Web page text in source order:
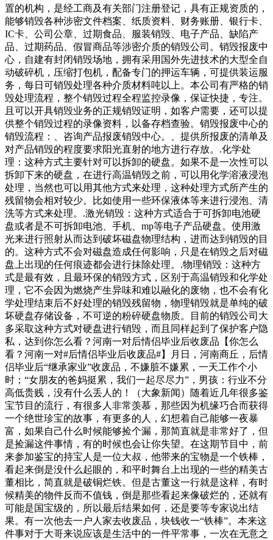
置的机构，是经工商及有关部门注册登记，具有正规资质的，
能够销毁各种涉密文件档案、纸质资料、财务账册、银行卡、
IC卡、公司公章、过期食品、服装销毁、电子产品、缺陷产
品、过期药品、假冒商品等涉密介质的销毁公司。销毁报废中
心，自建有封闭销毁场地，拥有采用国外先进技术的大型全自
动破碎机，压缩打包机，配备专门的押运车辆，可提供装运服
务，每日可销毁处理各种介质材料吨以上。本公司有严格的销
毁处理流程，整个销毁过程全程监控录像，保证快捷，专注。
且可以开具销毁业务的正规销毁证明，如客户需要，还可以提
供整个销毁过程的录像资料，以备存档查验。销毁报废中心的
销毁流程：、咨询产品报废销毁中心。、提供所报废的清单及
对产品销毁的程度要求阳光直射的地方进行存放。.化学处
理：这种方式主要针对可以拆卸的硬盘。如果不是一次性可以
拆卸下来的硬盘，在进行高温销毁之前，可以用化学溶液浸泡
处理，当然也可以用其他方式来处理，这种处理方式所产生的
残留物会相对较少。比如使用一些环保液体等来进行浸泡、清
洗等方式来处理。.激光销毁：这种方式适合于可拆卸电池硬
盘或者是不可拆卸电池、手机、mp等电子产品硬盘。使用激
光来进行照射从而达到破坏磁盘物理结构，进而达到销毁的目
的。这种方式不会对磁盘造成任何影响，只是在销毁之后对磁
盘上出现的任何痕迹都会进行抹除处理。.物理销毁：这种方
式是最有效，且最环保的销毁方式，区别于高温销毁和化学处
理，它不会因为燃烧产生异味和难以融化的废物，也不会有化
学处理结束后不好处理的销毁残留物，物理销毁就是单纯的破
坏硬盘存储设备，不可逆的粉碎硬盘物质。目前的销毁公司大
多采取这种方式对硬盘进行销毁，而且同样起到了保护客户隐
私，达到你怎么看？河南一对后情侣毕业后收废品【你怎么
看？河南一对#后情侣毕业后收废品#】月日，河南商丘，后情
侣毕业后“继承家业”收废品，不嫌脏不嫌累，一天工作个小
时；“女朋友的爸妈挺累，我们一起尽尽力”，男孩：行业不分
高低贵贱，没有什么丢人的！（大象新闻）随着近几年很多鉴
宝节目的流行，有很多人非常羡慕，那些因为机缘巧合而获得
一个绝世珍宝的故事，有更多的人，幻想着自己能够一夜暴
富，如果自己什么时候能够捡个漏，那简直就是非常好了，但
是捡漏这件事情，有的时候也会让你失望。在这期节目中，前
来参加鉴宝的持宝人是一位大叔，他带来的宝物是一个铁棒，
看起来倒是没什么起眼的，和平时舞台上出现的一些的精美古
董相比，简直就是破铜烂铁。但是古董这一行就是这样，有时
候精美的物件反而不值钱，倒是那些看起来像破烂的，还就有
可能是国宝级的，所以最后结果如何，还是要等专家说出结
果。有一次他去一户人家去收废品，块钱收一“铁棒”。本来这
件事对于大哥来说应该是生活中的一件平常事，一次在无意之